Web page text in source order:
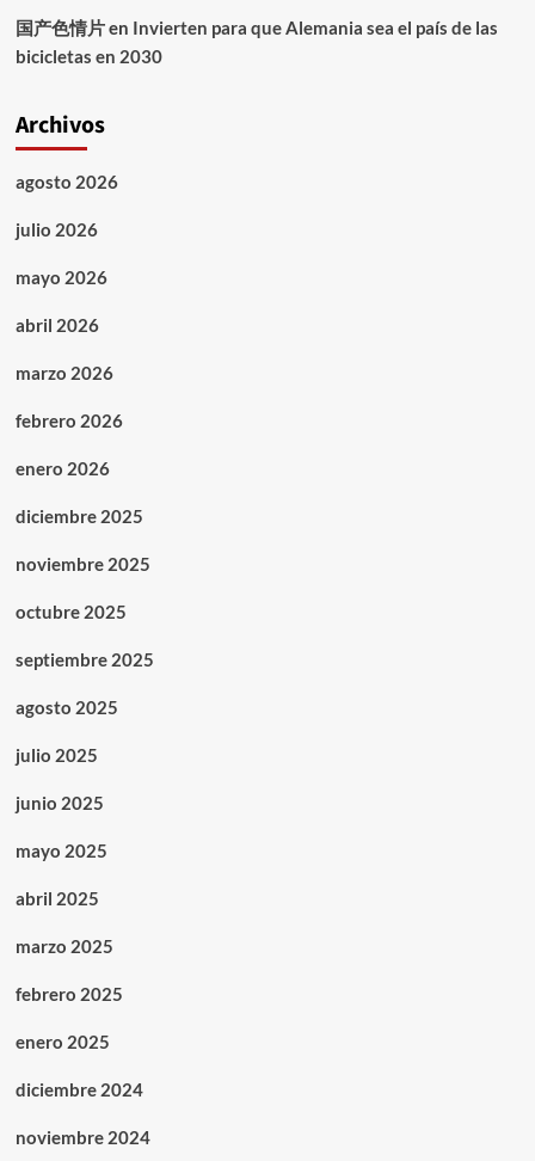
国产色情片en Invierten para que Alemania sea el país de las
bicicletas en 2030
Archivos
agosto 2026
julio 2026
mayo 2026
abril 2026
marzo 2026
febrero 2026
enero 2026
diciembre 2025
noviembre 2025
octubre 2025
septiembre 2025
agosto 2025
julio 2025
junio 2025
mayo 2025
abril 2025
marzo 2025
febrero 2025
enero 2025
diciembre 2024
noviembre 2024